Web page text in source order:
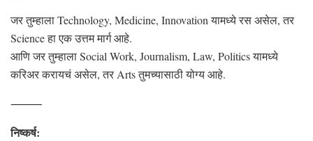
जर तुम्हाला Technology, Medicine, Innovation यामध्ये रस असेल, तर
Science हा एक उत्तम मार्ग आहे.
आणि जर तुम्हाला Social Work, Journalism, Law, Politics यामध्ये
करिअर करायचं असेल, तर Arts तुमच्यासाठी योग्य आहे.
⸻
निष्कर्ष: